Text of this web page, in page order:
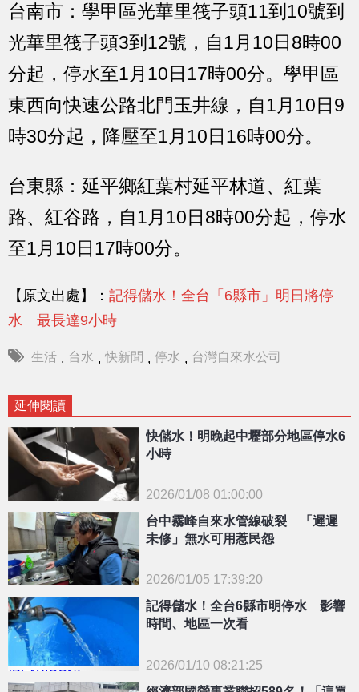
台南市： 學甲區光華里筏子頭11到10號到
光華里筏子頭3到12號，自1月10日8時00
分起，停水至1月10日17時00分。學甲區
東西向快速公路北門玉井線，自1月10日9
時30分起，降壓至1月10日16時00分。
台東縣： 延平鄉紅葉村延平林道、紅葉
路、紅谷路，自1月10日8時00分起，停水
至1月10日17時00分。
【原文出處】： 記得儲水！全台「6縣市」明日將停
水 最長達9小時
生活 , 台水 , 快新聞 , 停水 , 台灣自來水公司
延伸閱讀
{PLAYICON}
快儲水！明晚起中壢部分地區停水6
小時
2026/01/08 01:00:00
{PLAYICON}
台中霧峰自來水管線破裂 「遲遲
未修」無水可用惹民怨
2026/01/05 17:39:20
{PLAYICON}
記得儲水！全台6縣市明停水 影響
時間、地區一次看
2026/01/10 08:21:25